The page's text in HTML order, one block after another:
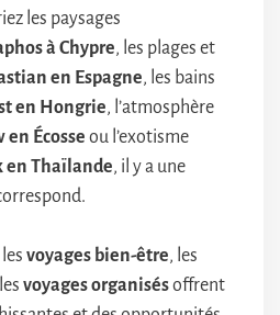
les paysages
à Chypre, les plages et
en Espagne, les bains
en Hongrie, l’atmosphère
en Écosse ou l’exotisme
en Thaïlande, il y a une
les voyages bien-être, les
voyages organisésoffrent